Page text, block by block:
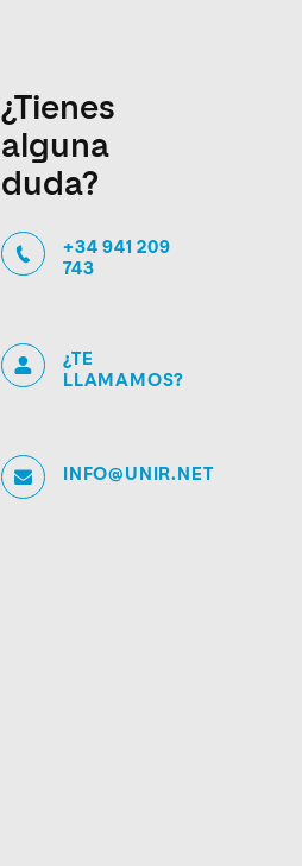
¿Tienes
alguna
duda?
+34 941 209
743
¿TE
LLAMAMOS?
INFO@UNIR.NET